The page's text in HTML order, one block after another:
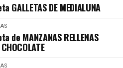
GALLETAS DE MEDIALUNA
de MANZANAS RELLENAS